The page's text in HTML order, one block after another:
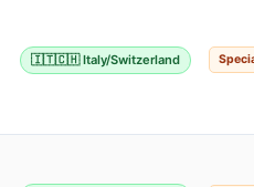
🇮🇹🇨🇭 Italy/Switzerland